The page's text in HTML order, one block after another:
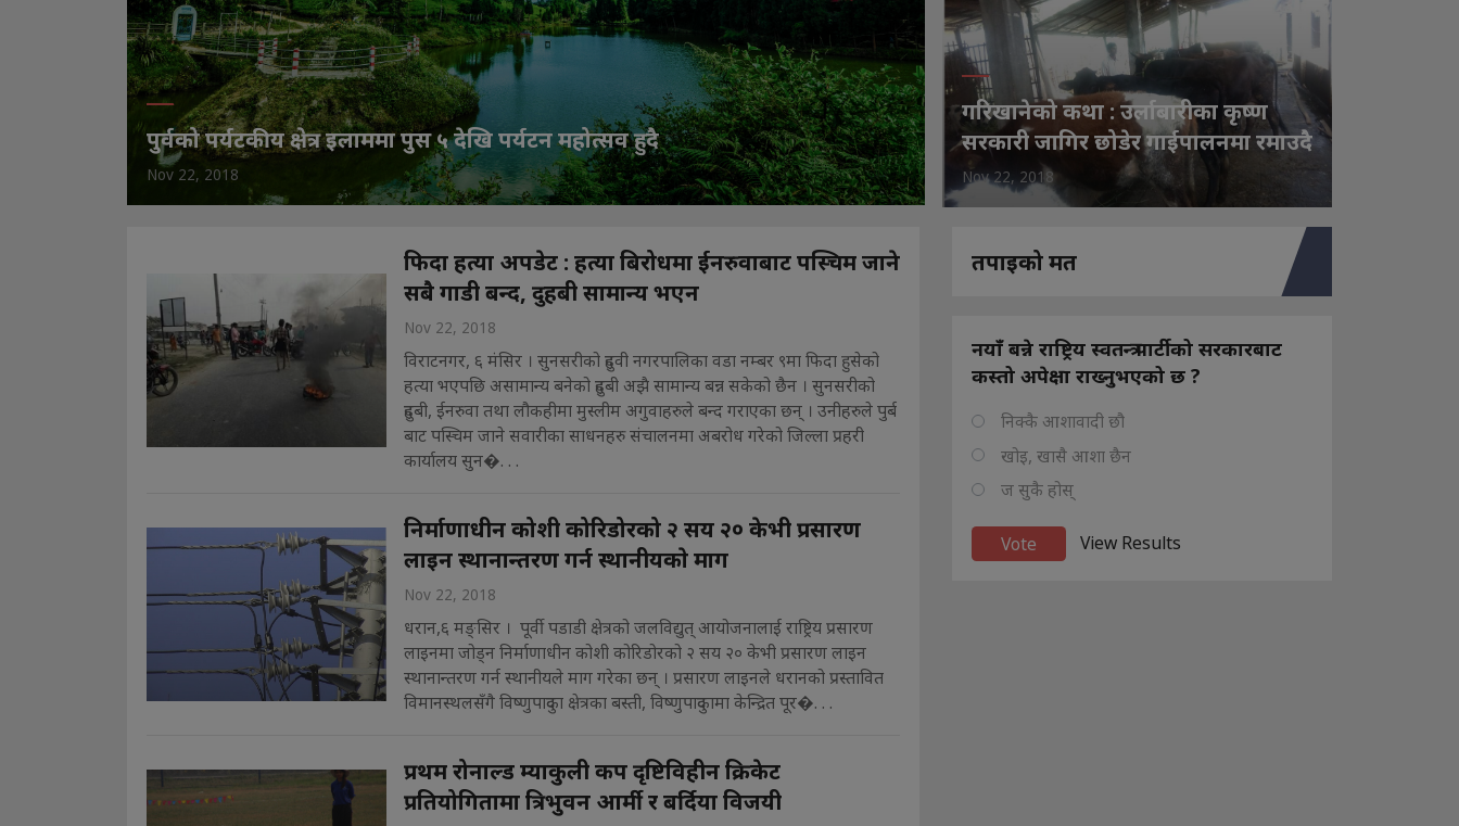
पुर्वको पर्यटकीय क्षेत्र इलाममा पुस ५ देखि पर्यटन महोत्सव हुदै
Nov 22, 2018
गरिखानेको कथा : उर्लाबारीका कृष्ण
सरकारी जागिर छोडेर गाईपालनमा रमाउदै
Nov 22, 2018
फिदा हत्या अपडेट : हत्या बिरोधमा ईनरुवाबाट पस्चिम जाने
सबै गाडी बन्द, दुहबी सामान्य भएन
Nov 22, 2018
विराटनगर, ६ मंसिर । सुनसरीको दुहवी नगरपालिका वडा नम्बर ९मा फिदा हुसेको
हत्या भएपछि असामान्य बनेको दुहबी अझै सामान्य बन्न सकेको छैन । सुनसरीको
दुहबी, ईनरुवा तथा लौकहीमा मुस्लीम अगुवाहरुले बन्द गराएका छन् । उनीहरुले पुर्ब
बाट पस्चिम जाने सवारीका साधनहरु संचालनमा अबरोध गरेको जिल्ला प्रहरी
कार्यालय सुन�. . .
निर्माणाधीन कोशी कोरिडोरको २ सय २० केभी प्रसारण
लाइन स्थानान्तरण गर्न स्थानीयकाे माग
Nov 22, 2018
धरान,६ मङ्सिर । पूर्वी पडाडी क्षेत्रको जलविद्युत् आयोजनालाई राष्ट्रिय प्रसारण
लाइनमा जोड्न निर्माणाधीन कोशी कोरिडोरको २ सय २० केभी प्रसारण लाइन
स्थानान्तरण गर्न स्थानीयले माग गरेका छन् । प्रसारण लाइनले धरानको प्रस्तावित
विमानस्थलसँगै विष्णुपादुका क्षेत्रका बस्ती, विष्णुपादुकामा केन्द्रित पूर�. . .
प्रथम रोनाल्ड म्याकुली कप दृष्टिविहीन क्रिकेट
प्रतियोगितामा त्रिभुवन आर्मी र बर्दिया विजयी
तपाइको मत
नयाँ बन्ने राष्ट्रिय स्वतन्त्र पार्टीको सरकारबाट
कस्तो अपेक्षा राख्नुभएको छ ?
निक्कै आशावादी छौ
खोइ, खासै आशा छैन
ज सुकै होस्
View Results